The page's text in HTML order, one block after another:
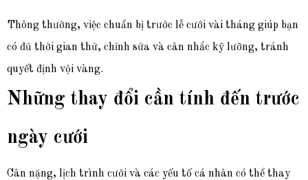
Thông thường, việc chuẩn bị trước lễ cưới vài tháng giúp bạn
có đủ thời gian thử, chỉnh sửa và cân nhắc kỹ lưỡng, tránh
quyết định vội vàng.
Những thay đổi cần tính đến trước
ngày cưới
Cân nặng, lịch trình cưới và các yếu tố cá nhân có thể thay